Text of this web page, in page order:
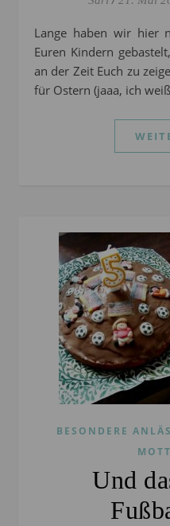
Lange haben wir hier nicht mehr gemeinsam mit
Euren Kindern
an der Zeit Euch zu
für Ostern (jaaa, ich
BESONDERE
Und